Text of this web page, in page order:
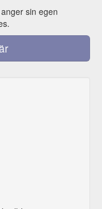
sin egen